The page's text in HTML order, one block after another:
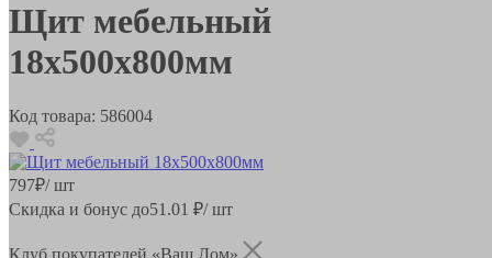
Щит мебельный
18х500х800мм
Код товара: 586004
797₽/ шт
Скидка и бонус до51.01 ₽/ шт
Клуб покупателей «Ваш Дом»